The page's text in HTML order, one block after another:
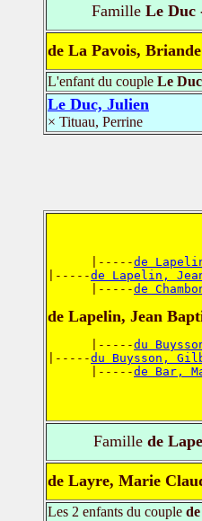
Famille Le Duc
de La Pavois, Briande
L'enfant du couple Le
Le Duc, Julien
× Tituau, Perrine
      |-----
de
|-----de Lapelin,
      |-----
de
de Lapelin, Jean
      |-----
du
|-----du Buysson,
      |-----
de Bar,
Famille de
de Layre, Marie
Les 2 enfants du couple